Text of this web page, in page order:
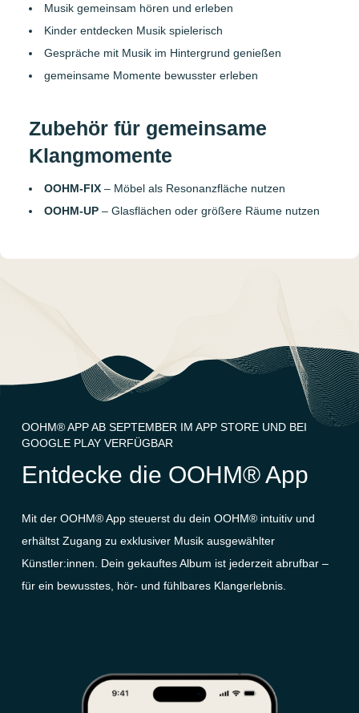
Musik gemeinsam hören und erleben
Kinder entdecken Musik spielerisch
Gespräche mit Musik im Hintergrund genießen
gemeinsame Momente bewusster erleben
Zubehör für gemeinsame
Klangmomente
OOHM-FIX– Möbel als Resonanzfläche nutzen
OOHM-UP– Glasflächen oder größere Räume nutzen
OOHM® APP AB SEPTEMBER IM APP STORE UND BEI
GOOGLE PLAY VERFÜGBAR
Entdecke die OOHM® App
Mit der OOHM® App steuerst du dein OOHM® intuitiv und
erhältst Zugang zu exklusiver Musik ausgewählter
Künstler:innen. Dein gekauftes Album ist jederzeit abrufbar –
für ein bewusstes, hör- und fühlbares Klangerlebnis.